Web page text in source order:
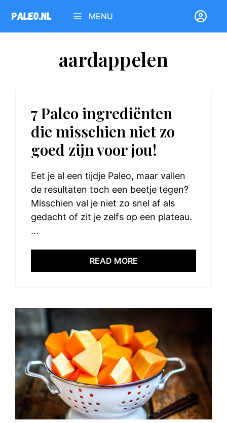
naar
de
MENU
aardappelen
7 Paleo ingrediënten
die misschien niet zo
goed zijn voor jou!
Eet je al een tijdje Paleo, maar vallen
de resultaten toch een beetje tegen?
Misschien val je niet zo snel af als
gedacht of zit je zelfs op een plateau.
...
READ MORE